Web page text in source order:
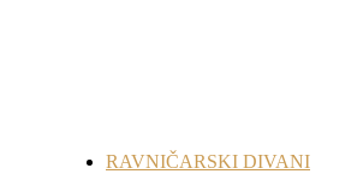
RAVNIČARSKI DIVANI